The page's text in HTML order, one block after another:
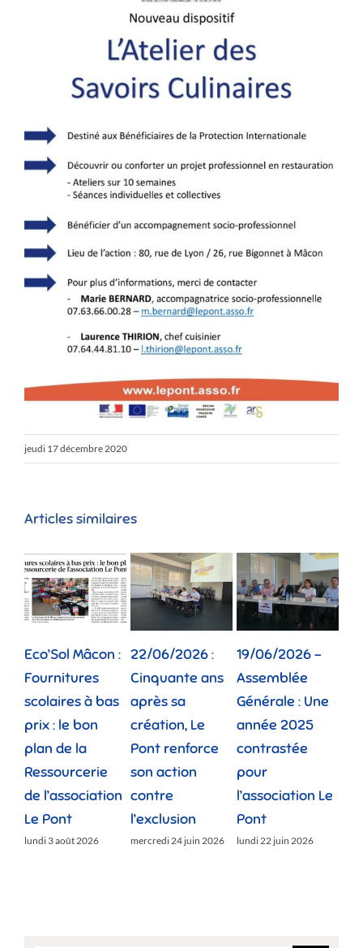
jeudi 17 décembre 2020
Articles similaires
Eco’Sol Mâcon :
Fournitures
scolaires à bas
prix : le bon
plan de la
Ressourcerie
de l’association
Le Pont
lundi 3 août 2026
22/06/2026 :
Cinquante ans
après sa
création, Le
Pont renforce
son action
contre
l’exclusion
mercredi 24 juin 2026
19/06/2026 –
Assemblée
Générale : Une
année 2025
contrastée
pour
l’association Le
Pont
lundi 22 juin 2026